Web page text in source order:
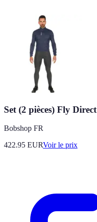
Set (2 pièces) Fly Direct
Bobshop FR
422.95 EURVoir le prix